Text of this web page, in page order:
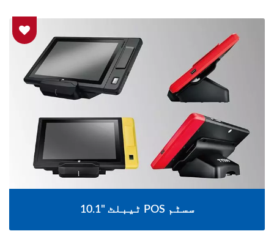
10.1" ٹیبلٹ POS سسٹم